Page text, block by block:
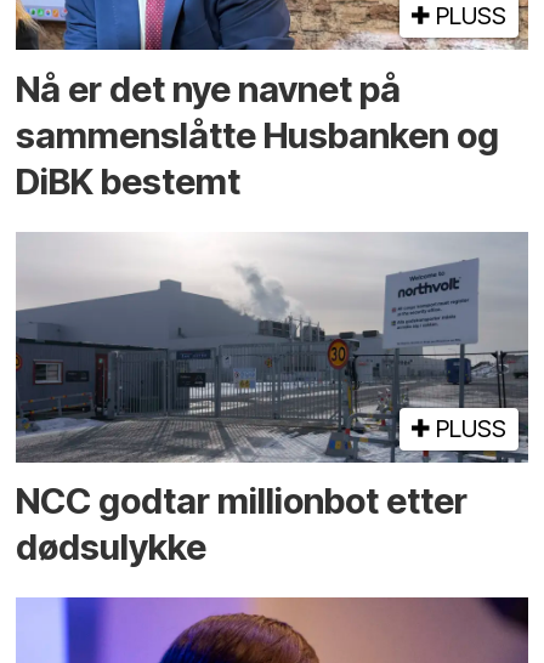
PLUSS
Nå er det nye navnet på
sammenslåtte Husbanken og
DiBK bestemt
PLUSS
NCC godtar millionbot etter
dødsulykke